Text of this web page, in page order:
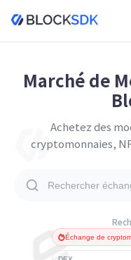
Marché de
Achetez des
cryptomonnaies,
Échange de